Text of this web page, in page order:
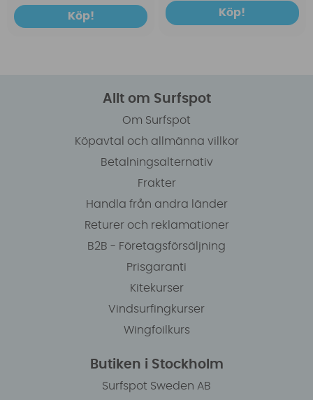
Köp! Köp!
Allt om Surfspot
Om Surfspot
Köpavtal och allmänna villkor
Betalningsalternativ
Frakter
Handla från andra länder
Returer och reklamationer
B2B - Företagsförsäljning
Prisgaranti
Kitekurser
Vindsurfingkurser
Wingfoilkurs
Butiken i Stockholm
Surfspot Sweden AB